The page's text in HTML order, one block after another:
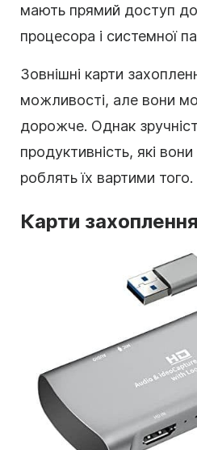
мають прямий доступ до
процесора і системної
Зовнішні карти
можливості, але вони
дорожче. Однак
продуктивність, які
роблять їх вартими того.
Карти